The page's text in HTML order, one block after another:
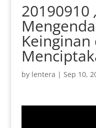
20190910
Keinginan
by lentera | Sep 10,